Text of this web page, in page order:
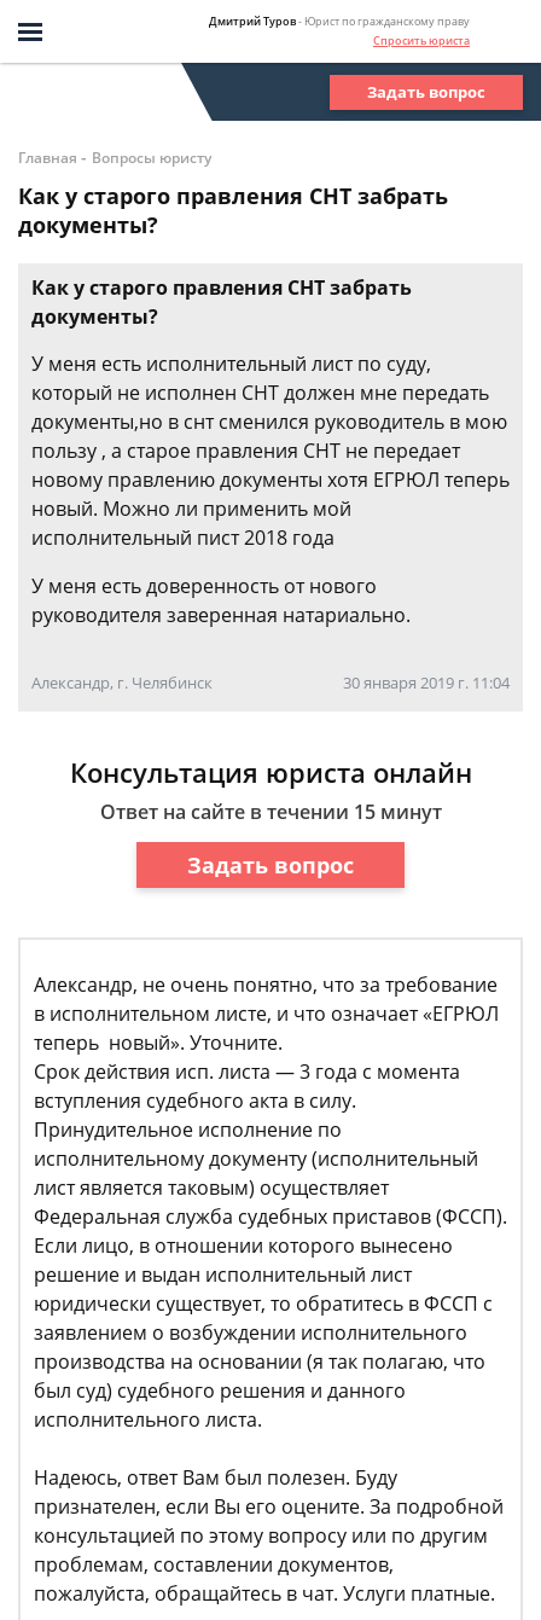
Дмитрий Туров- Юрист по гражданскому праву
Спросить юриста
Задать вопрос
Главная - Вопросы юристу
Как у старого правления СНТ забрать
документы?
Как у старого правления СНТ забрать
документы?
У меня есть исполнительный лист по суду,
который не исполнен СНТ должен мне передать
документы,но в снт сменился руководитель в мою
пользу , а старое правления СНТ не передает
новому правлению документы хотя ЕГРЮЛ теперь
новый. Можно ли применить мой
исполнительный пист 2018 года
У меня есть доверенность от нового
руководителя заверенная натариально.
Александр, г. Челябинск 30 января 2019 г. 11:04
Консультация юриста онлайн
Ответ на сайте в течении 15 минут
Задать вопрос
Александр, не очень понятно, что за требование
в исполнительном листе, и что означает «ЕГРЮЛ
теперь новый». Уточните.
Срок действия исп. листа — 3 года с момента
вступления судебного акта в силу.
Принудительное исполнение по
исполнительному документу (исполнительный
лист является таковым) осуществляет
Федеральная служба судебных приставов (ФССП).
Если лицо, в отношении которого вынесено
решение и выдан исполнительный лист
юридически существует, то обратитесь в ФССП с
заявлением о возбуждении исполнительного
производства на основании (я так полагаю, что
был суд) судебного решения и данного
исполнительного листа.
Надеюсь, ответ Вам был полезен. Буду
признателен, если Вы его оцените. За подробной
консультацией по этому вопросу или по другим
проблемам, составлении документов,
пожалуйста, обращайтесь в чат. Услуги платные.